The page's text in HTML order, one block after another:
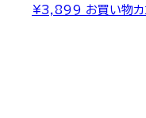
¥3,899 お買い物